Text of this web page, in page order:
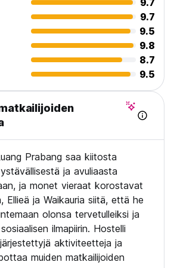
on lyhyen kävelymatkan
josta löydät temppeleitä,
yömarkkinoita.
yhteydenpidosta mahtavien
kulttuuriin tutustumisesta.
täällä vain viettääksesi hauskaa –
projektejamme Kaakkois-Aasiassa.
9.7
9.7
9.5
9.8
8.7
9.5
Prabang saa kiitosta
ja avuliaasta
ja monet vieraat korostavat
Ellieä ja Waikauria siitä, että he
olonsa tervetulleiksi ja
ilmapiirin. Hostelli
aktiviteetteja ja
muiden matkailijoiden